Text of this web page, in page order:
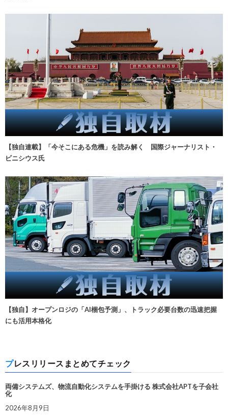
【独自連載】「今そこにある危機」を読み解く 国際ジャーナリスト・
ビニシウス氏
【独自】オープンロジの「AI梱包予測」、トラック必要台数の迅速把握
にも活用本格化
プレスリリースまとめてチェック
両備システムズ、物流自動化システムを手掛ける 株式会社APTを子会社
化
2026年8月9日